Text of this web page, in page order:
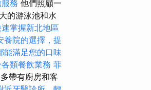
務 他們照顧一
的游泳池和水
掌握新北地區
養院的選擇，提
能滿足您的口味
類餐飲業務 菲
帶有廚房和客